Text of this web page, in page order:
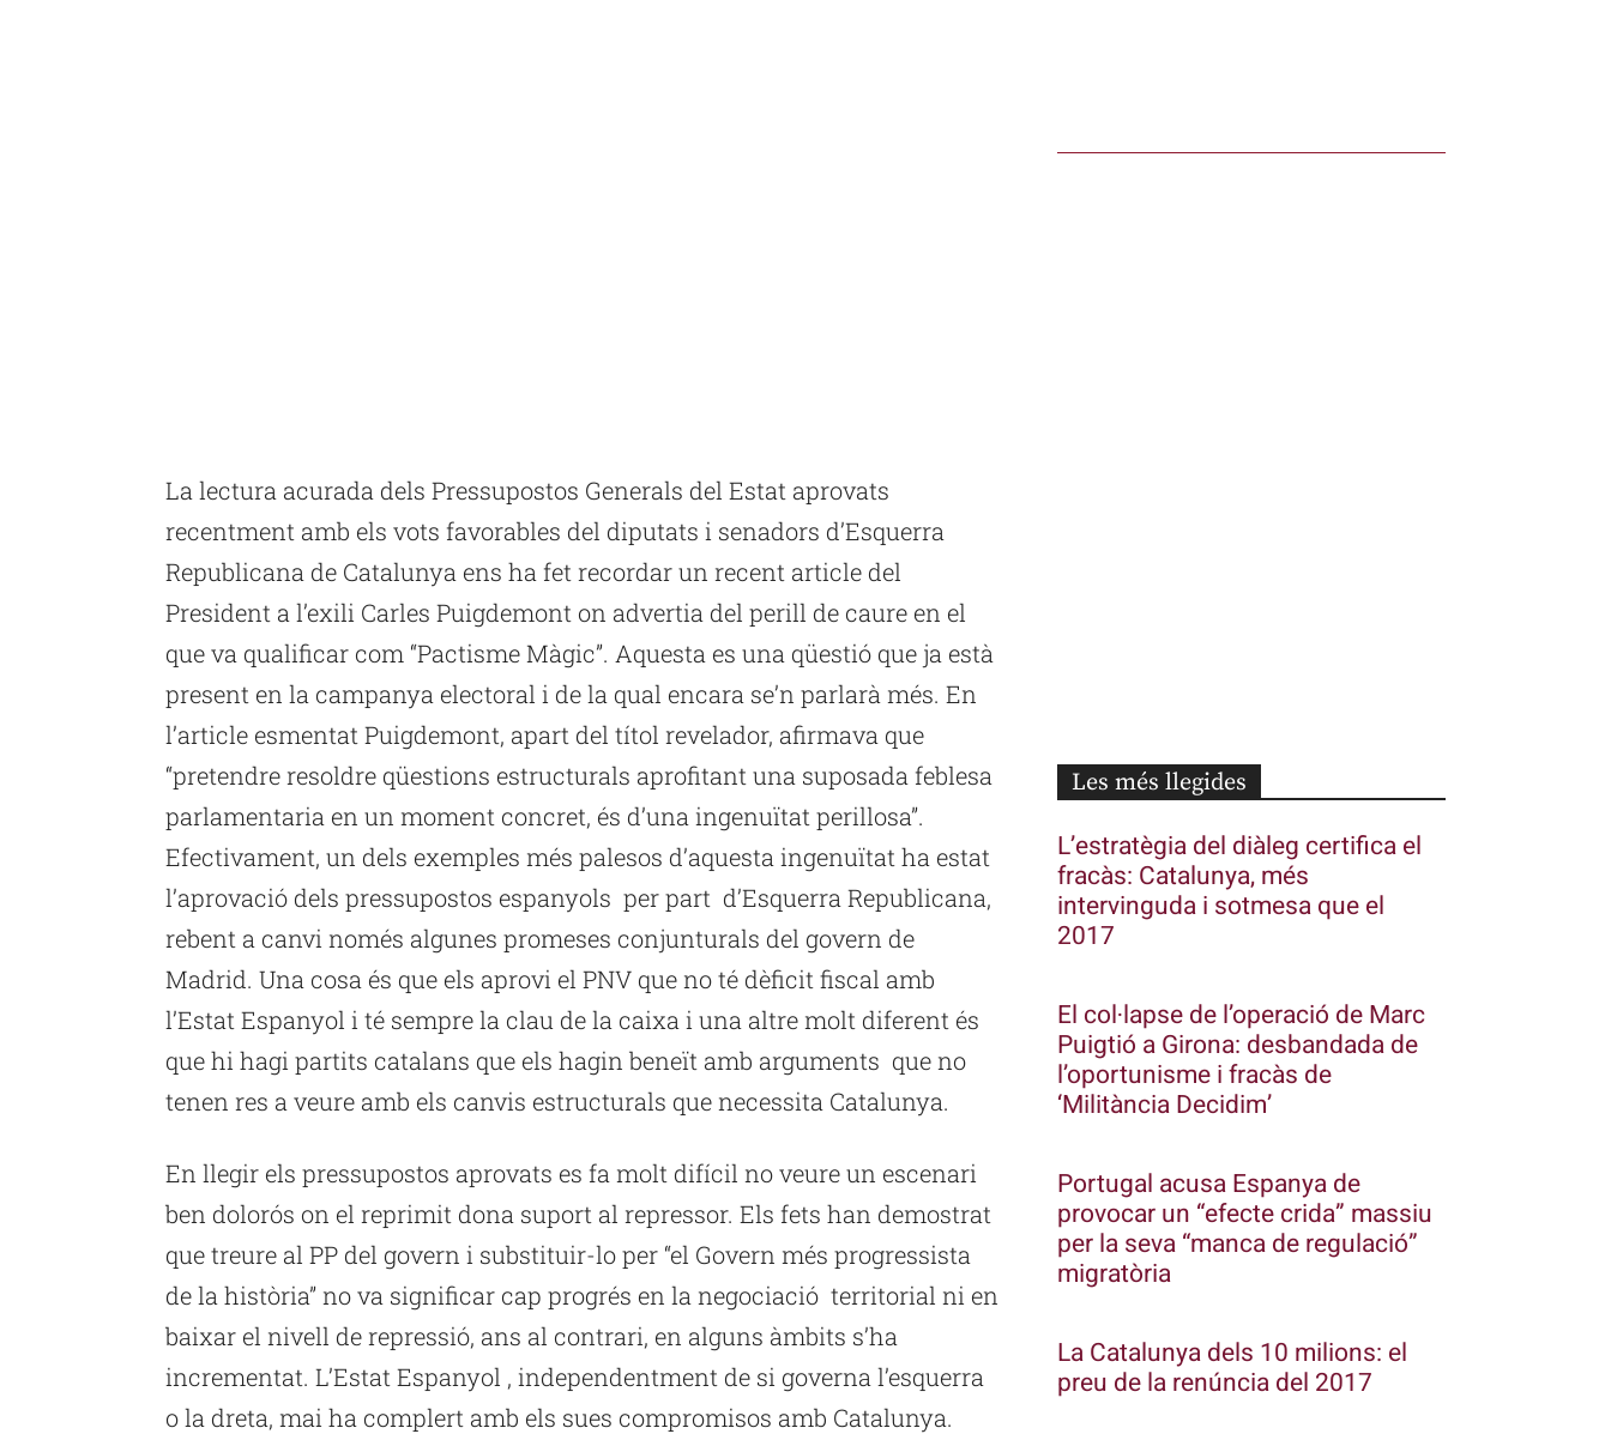
La lectura acurada dels Pressupostos Generals del Estat aprovats
recentment amb els vots favorables del diputats i senadors d’Esquerra
Republicana de Catalunya ens ha fet recordar un recent article del
President a l’exili Carles Puigdemont on advertia del perill de caure en el
que va qualificar com “Pactisme Màgic”. Aquesta es una qüestió que ja està
present en la campanya electoral i de la qual encara se’n parlarà més. En
l’article esmentat Puigdemont, apart del títol revelador, afirmava que
“pretendre resoldre qüestions estructurals aprofitant una suposada feblesa
parlamentaria en un moment concret, és d’una ingenuïtat perillosa”.
Efectivament, un dels exemples més palesos d’aquesta ingenuïtat ha estat
l’aprovació dels pressupostos espanyols per part d’Esquerra Republicana,
rebent a canvi només algunes promeses conjunturals del govern de
Madrid. Una cosa és que els aprovi el PNV que no té dèficit fiscal amb
l’Estat Espanyol i té sempre la clau de la caixa i una altre molt diferent és
que hi hagi partits catalans que els hagin beneït amb arguments que no
tenen res a veure amb els canvis estructurals que necessita Catalunya.
En llegir els pressupostos aprovats es fa molt difícil no veure un escenari
ben dolorós on el reprimit dona suport al repressor. Els fets han demostrat
que treure al PP del govern i substituir-lo per “el Govern més progressista
de la història” no va significar cap progrés en la negociació territorial ni en
baixar el nivell de repressió, ans al contrari, en alguns àmbits s’ha
incrementat. L’Estat Espanyol , independentment de si governa l’esquerra
o la dreta, mai ha complert amb els sues compromisos amb Catalunya.
Les més llegides
L’estratègia del diàleg certifica el
fracàs: Catalunya, més
intervinguda i sotmesa que el
2017
El col·lapse de l’operació de Marc
Puigtió a Girona: desbandada de
l’oportunisme i fracàs de
‘Militància Decidim’
Portugal acusa Espanya de
provocar un “efecte crida” massiu
per la seva “manca de regulació”
migratòria
La Catalunya dels 10 milions: el
preu de la renúncia del 2017